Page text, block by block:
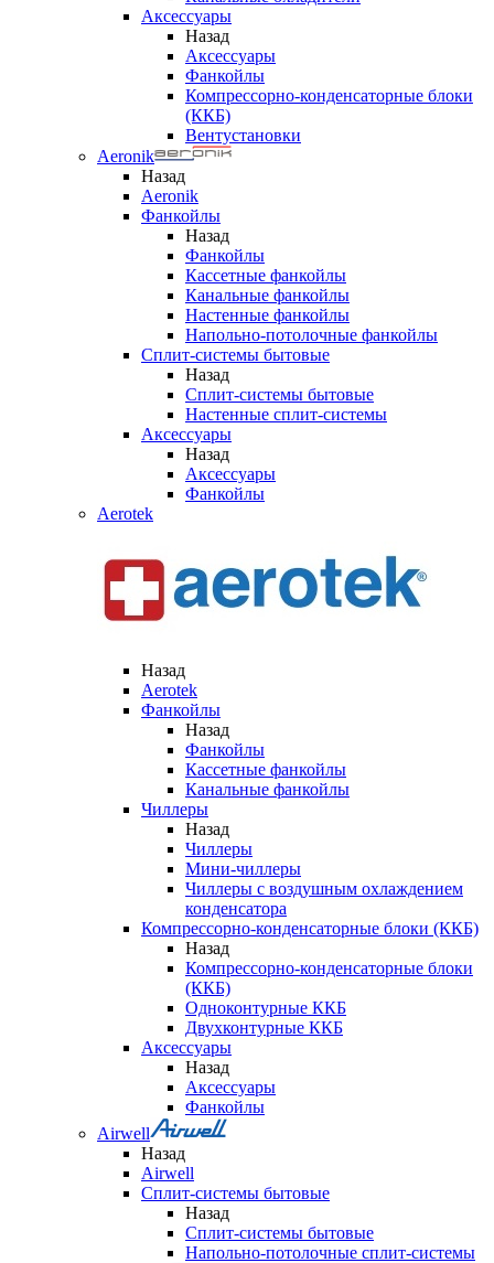
Аксессуары
Назад
Аксессуары
Фанкойлы
Компрессорно-конденсаторные блоки
(ККБ)
Вентустановки
Aeronik
Назад
Aeronik
Фанкойлы
Назад
Фанкойлы
Кассетные фанкойлы
Канальные фанкойлы
Настенные фанкойлы
Напольно-потолочные фанкойлы
Сплит-системы бытовые
Назад
Сплит-системы бытовые
Настенные сплит-системы
Аксессуары
Назад
Аксессуары
Фанкойлы
Aerotek
Назад
Aerotek
Фанкойлы
Назад
Фанкойлы
Кассетные фанкойлы
Канальные фанкойлы
Чиллеры
Назад
Чиллеры
Мини-чиллеры
Чиллеры с воздушным охлаждением
конденсатора
Компрессорно-конденсаторные блоки (ККБ)
Назад
Компрессорно-конденсаторные блоки
(ККБ)
Одноконтурные ККБ
Двухконтурные ККБ
Аксессуары
Назад
Аксессуары
Фанкойлы
Airwell
Назад
Airwell
Сплит-системы бытовые
Назад
Сплит-системы бытовые
Напольно-потолочные сплит-системы